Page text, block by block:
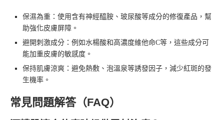
保濕為重：使用含有神經醯胺、玻尿酸等成分的修復產品，幫
助強化皮膚屏障。
避開刺激成分：例如水楊酸和高濃度維他命C等，這些成分可
能加重皮膚的敏感度。
保持肌膚涼爽：避免熱敷、泡溫泉等誘發因子，減少紅斑的發
生機率。
常見問題解答（FAQ）